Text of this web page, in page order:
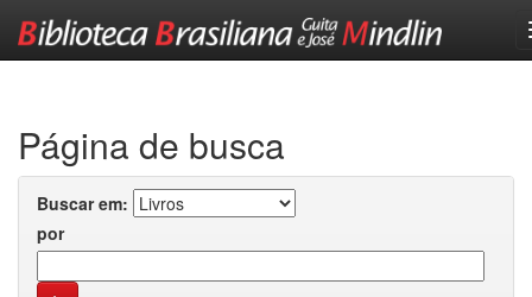
Página de busca
Buscar em:
por